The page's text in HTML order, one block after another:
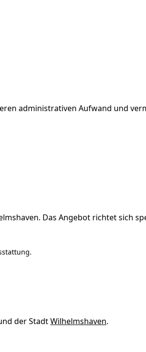
administrativen Aufwand und
Das Angebot richtet sich
der StadtWilhelmshaven.